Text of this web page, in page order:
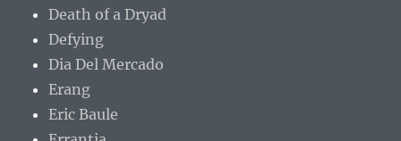
Death of a Dryad
Defying
Dia Del Mercado
Erang
Eric Baule